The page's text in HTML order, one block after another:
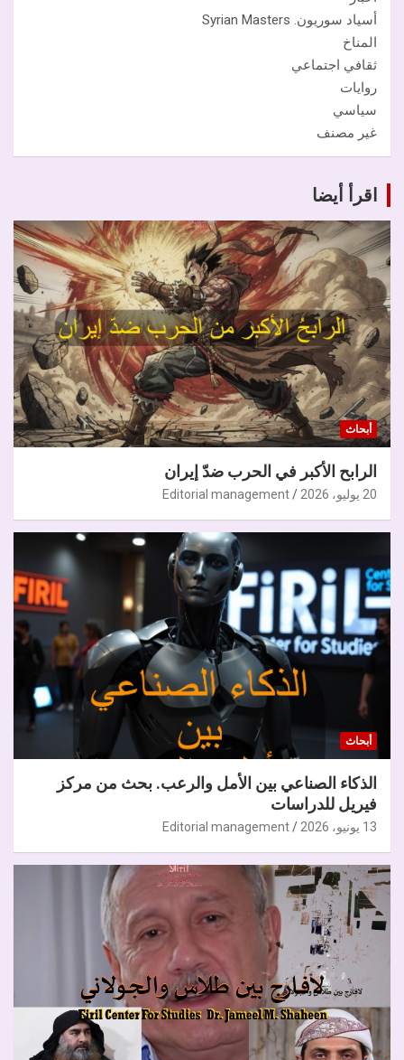
أسياد سوريون. Syrian Masters
المناخ
ثقافي اجتماعي
روايات
سياسي
غير مصنف
اقرأ أيضا
أبحاث
الرابح الأكبر في الحرب ضدّ إيران
20 يوليو، 2026 Editorial management
أبحاث
الذكاء الصناعي بين الأمل والرعب. بحث من مركز
فيريل للدراسات
13 يونيو، 2026 Editorial management